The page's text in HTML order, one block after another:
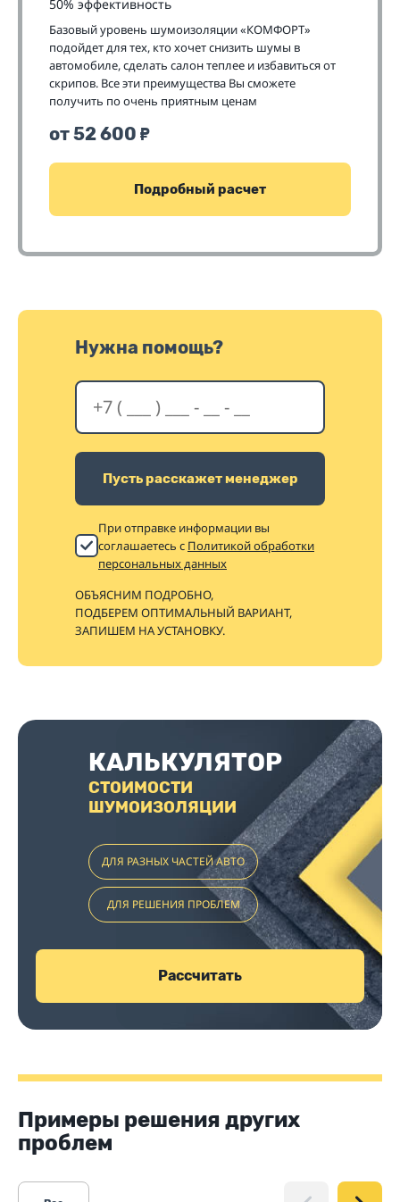
50% эффективность
Базовый уровень шумоизоляции «КОМФОРТ»
подойдет для тех, кто хочет снизить шумы в
автомобиле, сделать салон теплее и избавиться от
скрипов. Все эти преимущества Вы сможете
получить по очень приятным ценам
от 52 600 ₽
Подробный расчет
Нужна помощь?
Пусть расскажет менеджер
При отправке информации вы
соглашаетесь с Политикой обработки
персональных данных
ОБЪЯСНИМ ПОДРОБНО,
ПОДБЕРЕМ ОПТИМАЛЬНЫЙ ВАРИАНТ,
ЗАПИШЕМ НА УСТАНОВКУ.
КАЛЬКУЛЯТОР
СТОИМОСТИ
ШУМОИЗОЛЯЦИИ
ДЛЯ РАЗНЫХ ЧАСТЕЙ АВТО
ДЛЯ РЕШЕНИЯ ПРОБЛЕМ
Рассчитать
Примеры решения других
проблем